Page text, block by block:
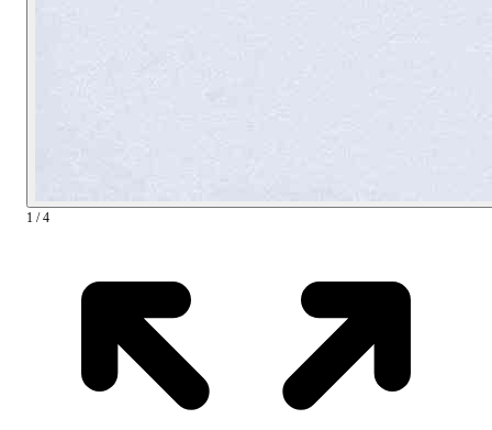
1 / 4